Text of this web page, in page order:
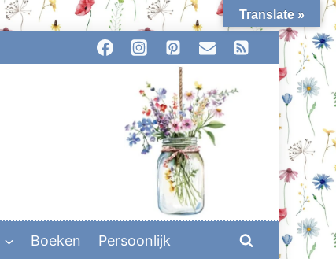
Boeken Persoonlijk
Translate »